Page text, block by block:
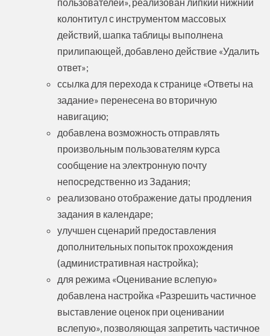
колонтитул с инструментом массовых
действий, шапка таблицы выполнена
прилипающей, добавлено действие «Удалить
ответ»;
ссылка для перехода к странице «Ответы на
задание» перенесена во вторичную
навигацию;
добавлена возможность отправлять
произвольным пользователям курса
сообщение на электронную почту
непосредственно из Задания;
реализовано отображение даты продления
задания в календаре;
улучшен сценарий предоставления
дополнительных попыток прохождения
(административная настройка);
для режима «Оценивание вслепую»
добавлена настройка «Разрешить частичное
выставление оценок при оценивании
вслепую», позволяющая запретить частичное